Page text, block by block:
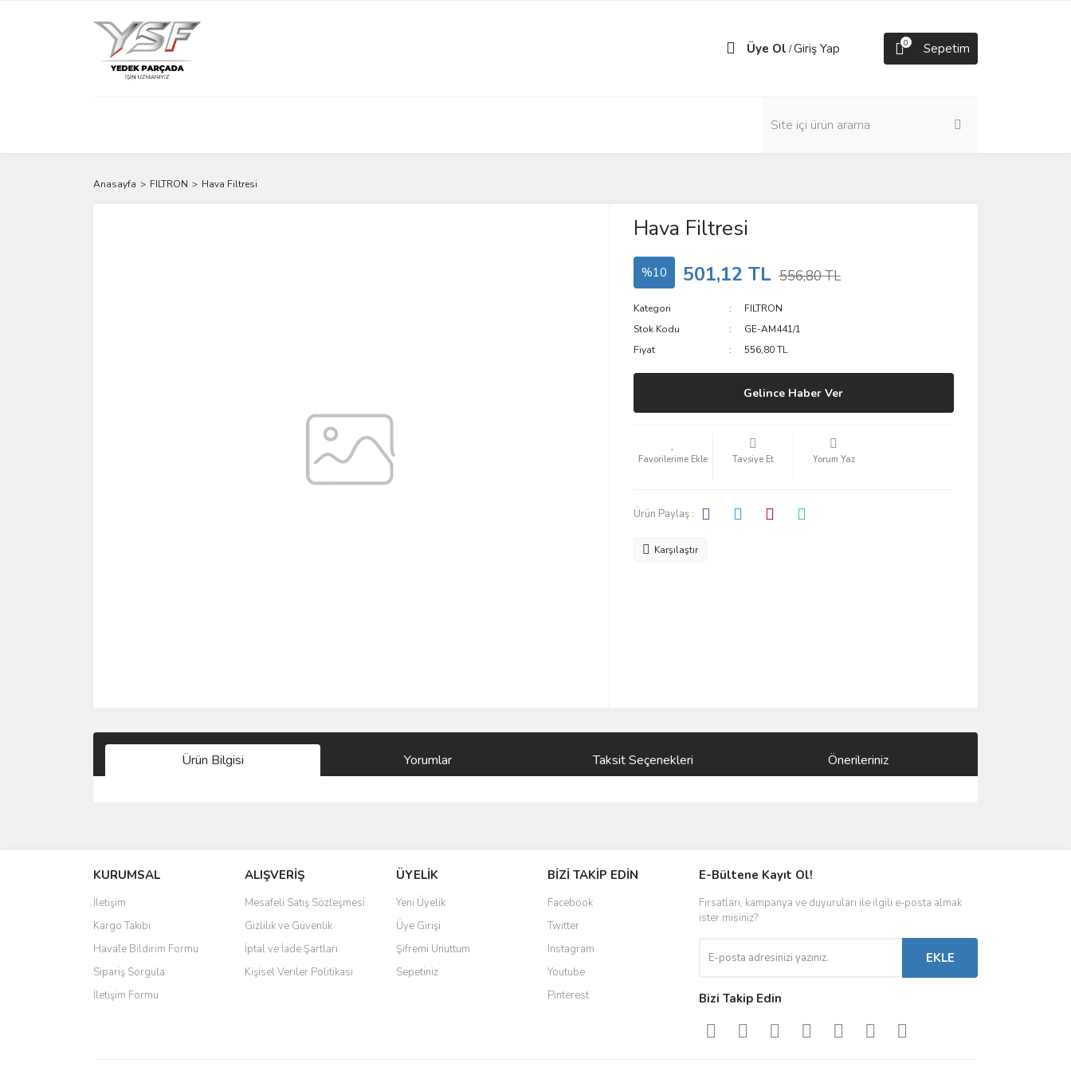
Üye Ol /Giriş Yap 0 Sepetim
Anasayfa FILTRON Hava Filtresi
Hava Filtresi
%10 501,12 TL 556,80 TL
Kategori
FILTRON
Stok Kodu
GE-AM441/1
Fiyat
556,80 TL
Gelince Haber Ver
Tavsiye Et Yorum Yaz
Ürün Paylaş :
Karşılaştır
Ürün Bilgisi Yorumlar Taksit Seçenekleri Önerileriniz
Ürün resmi kalitesiz, bozuk veya görüntülenemiyor.
Ürün açıklamasında eksik bilgiler bulunuyor.
Ürün bilgilerinde hatalar bulunuyor.
Ürün fiyatı diğer sitelerden daha pahalı.
Bu ürüne benzer farklı alternatifler olmalı.
KURUMSAL
İletişim
Kargo Takibi
Havale Bildirim Formu
Sipariş Sorgula
İletişim Formu
ALIŞVERİŞ
Mesafeli Satış Sözleşmesi
Gizlilik ve Güvenlik
İptal ve İade Şartları
Kişisel Veriler Politikası
ÜYELİK
Yeni Üyelik
Üye Girişi
Şifremi Unuttum
Sepetiniz
BİZİ TAKİP EDİN
Facebook
Twitter
Instagram
Youtube
Pinterest
E-Bültene Kayıt Ol!
Fırsatları, kampanya ve duyuruları ile ilgili e-posta almak
ister misiniz?
EKLE
Bizi Takip Edin